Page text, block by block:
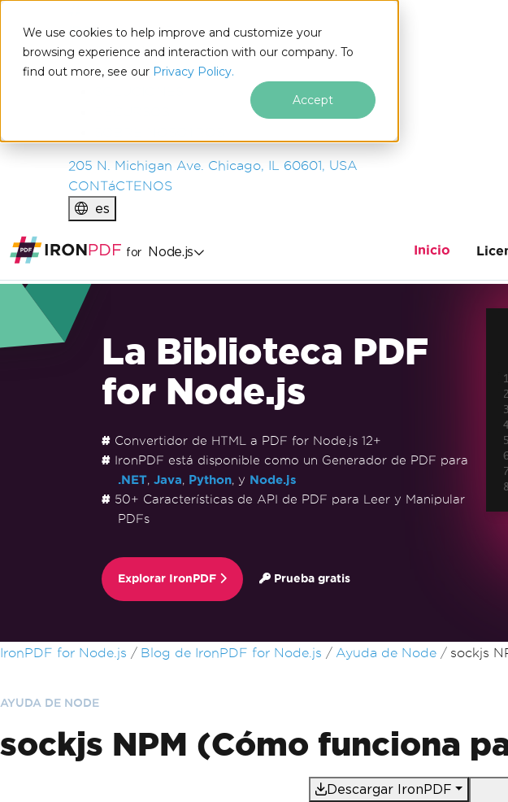
We use cookies to help improve and customize your
browsing experience and interaction with our company. To
find out more, see our Privacy Policy.
Accept
IRONSOFTWARE
PRODUCTOS
EMPRESA
205 N. Michigan Ave. Chicago, IL 60601, USA
CONTáCTENOS
es
for Node.js Inicio
La Biblioteca PDF
for Node.js
Convertidor de HTML a PDF for Node.js 12+
IronPDF está disponible como un Generador de PDF para
.NET, Java, Python, y Node.js
50+ Características de API de PDF para Leer y Manipular
PDFs
Explorar IronPDF Prueba gratis
Saltar al pie de página
IronPDF for Node.js Blog de IronPDF for Node.js Ayuda de Node sockjs
AYUDA DE NODE
sockjs NPM (Cómo funciona
Descargar IronPDF